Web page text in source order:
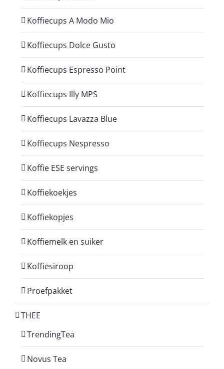
Koffiecups A Modo Mio
Koffiecups Dolce Gusto
Koffiecups Espresso Point
Koffiecups Illy MPS
Koffiecups Lavazza Blue
Koffiecups Nespresso
Koffie ESE servings
Koffiekoekjes
Koffiekopjes
Koffiemelk en suiker
Koffiesiroop
Proefpakket
THEE
TrendingTea
Novus Tea